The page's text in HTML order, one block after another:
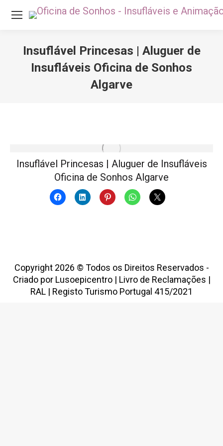
Insuflável Princesas | Aluguer de
Insufláveis Oficina de Sonhos
Algarve
Insuflável Princesas | Aluguer de Insufláveis
Oficina de Sonhos Algarve
Copyright 2026 © Todos os Direitos Reservados -
Criado por Lusoepicentro| Livro de Reclamações |
RAL | Registo Turismo Portugal 415/2021